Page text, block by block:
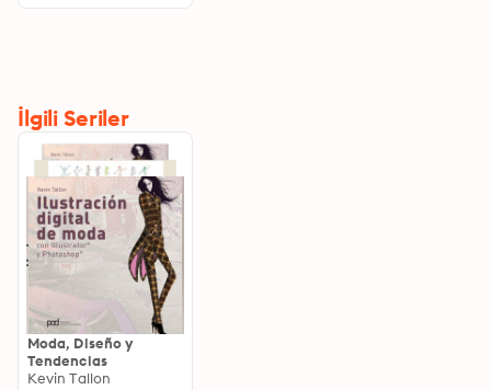
İlgili Seriler
Moda, Diseño y
Tendencias
Kevin Tallon